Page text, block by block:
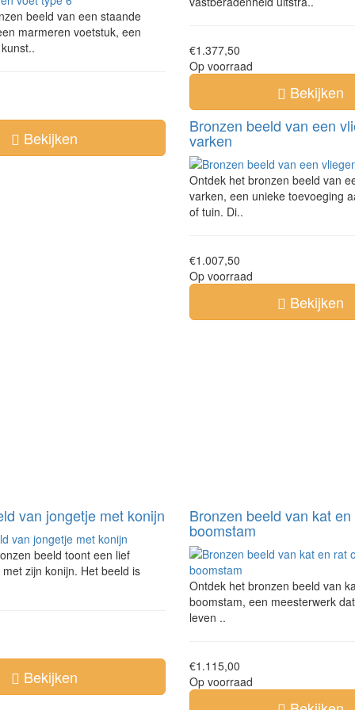
beeld van een staande
marmeren voetstuk, een
Bekijken
€1.377,50
Op voorraad
Bekijken
Bronzen beeld van een
varken
Ontdek het bronzen beeld van
varken, een unieke toevoeging
of tuin. Di..
€1.007,50
Op voorraad
Bekijken
van jongetje met konijn
beeld toont een lief
zijn konijn. Het beeld is
Bekijken
Bronzen beeld van kat
boomstam
Ontdek het bronzen beeld van
boomstam, een meesterwerk
leven ..
€1.115,00
Op voorraad